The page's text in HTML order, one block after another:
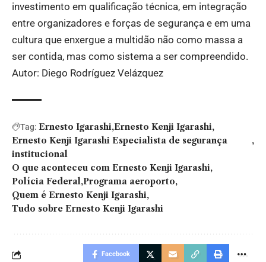
investimento em qualificação técnica, em integração
entre organizadores e forças de segurança e em uma
cultura que enxergue a multidão não como massa a
ser contida, mas como sistema a ser compreendido.
Autor: Diego Rodríguez Velázquez
Tag: Ernesto Igarashi Ernesto Kenji Igarashi
Ernesto Kenji Igarashi Especialista de segurança
institucional
O que aconteceu com Ernesto Kenji Igarashi
Polícia Federal Programa aeroporto
Quem é Ernesto Kenji Igarashi
Tudo sobre Ernesto Kenji Igarashi
Facebook